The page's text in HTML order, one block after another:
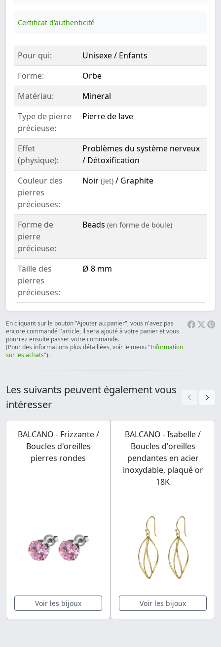
Certificat d'authenticité
Pour qui:
Unisexe / Enfants
Forme:
Orbe
Matériau:
Mineral
Type de pierre
précieuse:
Pierre de lave
Effet
(physique):
Problèmes du système nerveux
/ Détoxification
Couleur des
pierres
précieuses:
Noir (Jet) / Graphite
Forme de
pierre
précieuse:
Beads (en forme de boule)
Taille des
pierres
précieuses:
Ø 8 mm
En cliquant sur le bouton "Ajouter au panier", vous n'avez pas
encore commandé l'article, il sera ajouté à votre panier et vous
pourrez ensuite passer votre commande.
(Pour des informations plus détaillées, voir le menu "Information
sur les achats").
Les suivants peuvent également vous
intéresser
BALCANO - Frizzante /
Boucles d'oreilles
pierres rondes
Voir les bijoux
BALCANO - Isabelle /
Boucles d'oreilles
pendantes en acier
inoxydable, plaqué or
18K
Voir les bijoux